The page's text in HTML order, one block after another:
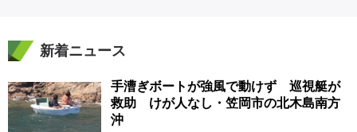
新着ニュース
手漕ぎボートが強風で動けず 巡視艇が
救助 けが人なし・笠岡市の北木島南方
沖